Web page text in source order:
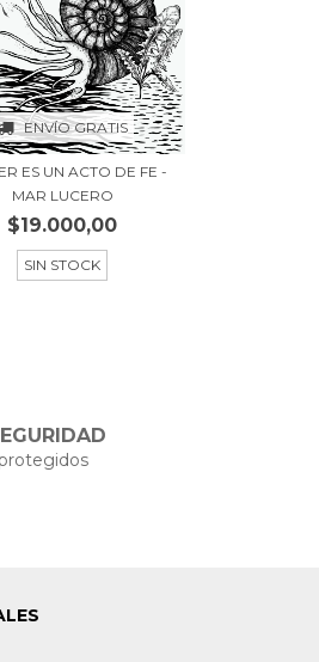
ENVÍO GRATIS
ES UN ACTO DE FE -
MAR LUCERO
$19.000,00
SIN STOCK